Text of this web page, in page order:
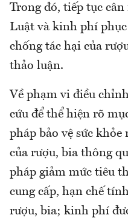
Trong đó, tiếp tục cân
Luật và kinh phí
chống tác hại của
thảo luận.
Về phạm vi điều
cứu để thể hiện rõ
pháp bảo vệ sức
của rượu, bia thông
pháp giảm mức tiêu
cung cấp, hạn chế
rượu, bia; kinh phí